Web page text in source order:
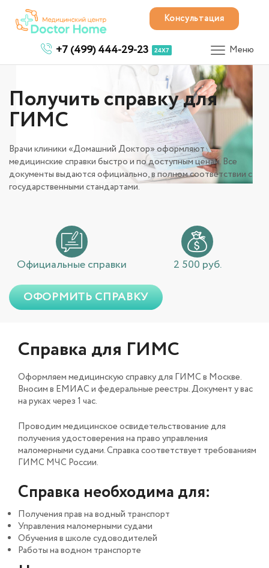
Консультация
+7 (499) 444-29-23 24X7 Меню
Получить справку для
ГИМС
Врачи клиники «Домашний Доктор» оформляют
медицинские справки быстро и по доступным ценам. Все
документы выдаются официально, в полном соответствии с
государственными стандартами.
Официальные справки 2 500 руб.
ОФОРМИТЬ СПРАВКУ
Справка для ГИМС
Оформляем медицинскую справку для ГИМС в Москве.
Вносим в ЕМИАС и федеральные реестры. Документ у вас
на руках через 1 час.
Проводим медицинское освидетельствование для
получения удостоверения на право управления
маломерными судами. Справка соответствует требованиям
ГИМС МЧС России.
Справка необходима для:
Получения прав на водный транспорт
Управления маломерными судами
Обучения в школе судоводителей
Работы на водном транспорте